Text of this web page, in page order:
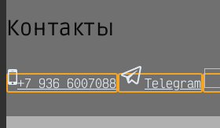
Контакты
+7 936 6007088 Telegram